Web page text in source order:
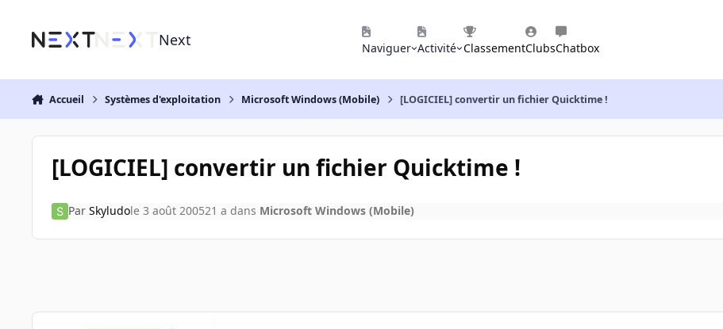
Next Naviguer Activité ClassementClubsChatbox
Accueil Systèmes d'exploitation Microsoft Windows (Mobile) [LOGICIEL] convertir un fichier Quicktime !
[LOGICIEL] convertir un fichier Quicktime !
Par Skyludole 3 août 200521 a dans Microsoft Windows (Mobile)